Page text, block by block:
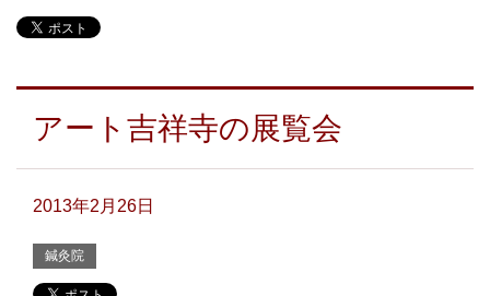
アート吉祥寺の展覧会
2013年2月26日
鍼灸院